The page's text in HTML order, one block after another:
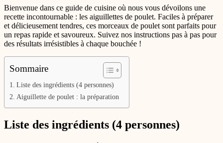
Bienvenue dans ce guide de cuisine où nous vous dévoilons une
recette incontournable : les aiguillettes de poulet. Faciles à préparer
et délicieusement tendres, ces morceaux de poulet sont parfaits pour
un repas rapide et savoureux. Suivez nos instructions pas à pas pour
des résultats irrésistibles à chaque bouchée !
Sommaire
Liste des ingrédients (4 personnes)
Aiguillette de poulet : la préparation
Liste des ingrédients (4 personnes)